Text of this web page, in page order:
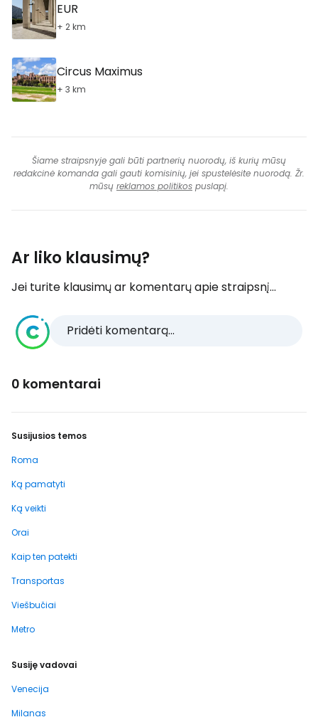
EUR
+ 2 km
Circus Maximus
+ 3 km
Šiame straipsnyje gali būti partnerių nuorodų, iš kurių mūsų
redakcinė komanda gali gauti komisinių, jei spustelėsite nuorodą. Žr.
mūsų reklamos politikos puslapį.
Ar liko klausimų?
Jei turite klausimų ar komentarų apie straipsnį...
Pridėti komentarą...
0 komentarai
Susijusios temos
Roma
Ką pamatyti
Ką veikti
Orai
Kaip ten patekti
Transportas
Viešbučiai
Metro
Susiję vadovai
Venecija
Milanas